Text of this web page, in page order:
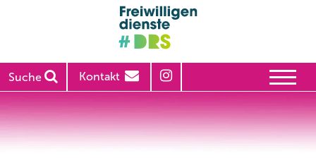
Suche Kontakt